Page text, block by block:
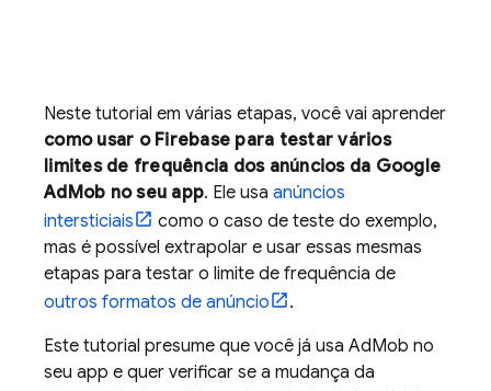
Neste tutorial em várias etapas, você vai aprender
como usar o Firebase para testar vários
limites de frequência dos anúncios da Google
AdMob no seu app. Ele usa anúncios
intersticiais
como o caso de teste do exemplo,
mas é possível extrapolar e usar essas mesmas
etapas para testar o limite de frequência de
outros formatos de anúncio
.
Este tutorial presume que você já usa AdMob no
seu app e quer verificar se a mudança da